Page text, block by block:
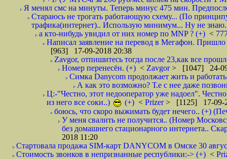
Я менял смс на минуты. Теперь минус 475 мин.
Стараюсь не трогать работающую схему... (По
трафика(интернет).. Использую минимум... Ну не
а кто-нибудь увидил от них номер по MNP ? (+) <
Написал заявление на перевод в Мегафон.
[963] 17-09-2018 20:38
Zavgor, отпишитесь тогда после 23,как все
Номер перенесён. (+) < Zavgor> [1047] 24-
Симка Danycom продолжает жить и
А как это возможно? Т.е с нее даже
Ц:-"Честно, этот недооператор уже надоел".
из него все соки..)
(+) < Prizer> [1125] 17-09-
боюсь, что скоро выжимать будет нечего.. (+)
У меня свалить не получится.. (Номер
без домашнего стационарного интернета..
2018 11:20
Стартовала продажа SIM-карт DANYCOM в Омске 30
Стоимость звонков в непризнанные республики:-> (+) <